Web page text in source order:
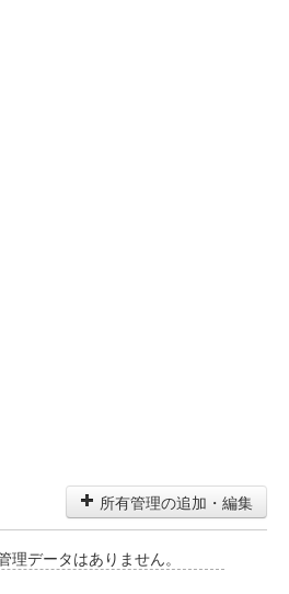
所有管理の追加・編集
理データはありません。